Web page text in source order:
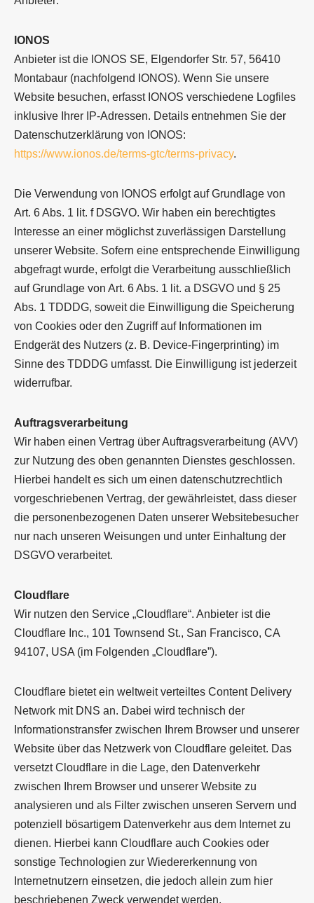
IONOS
Anbieter ist die IONOS SE, Elgendorfer Str. 57, 56410
Montabaur (nachfolgend IONOS). Wenn Sie unsere
Website besuchen, erfasst IONOS verschiedene Logfiles
inklusive Ihrer IP-Adressen. Details entnehmen Sie der
Datenschutzerklärung von IONOS:
https://www.ionos.de/terms-gtc/terms-privacy.
Die Verwendung von IONOS erfolgt auf Grundlage von
Art. 6 Abs. 1 lit. f DSGVO. Wir haben ein berechtigtes
Interesse an einer möglichst zuverlässigen Darstellung
unserer Website. Sofern eine entsprechende Einwilligung
abgefragt wurde, erfolgt die Verarbeitung ausschließlich
auf Grundlage von Art. 6 Abs. 1 lit. a DSGVO und § 25
Abs. 1 TDDDG, soweit die Einwilligung die Speicherung
von Cookies oder den Zugriff auf Informationen im
Endgerät des Nutzers (z. B. Device-Fingerprinting) im
Sinne des TDDDG umfasst. Die Einwilligung ist jederzeit
widerrufbar.
Auftragsverarbeitung
Wir haben einen Vertrag über Auftragsverarbeitung (AVV)
zur Nutzung des oben genannten Dienstes geschlossen.
Hierbei handelt es sich um einen datenschutzrechtlich
vorgeschriebenen Vertrag, der gewährleistet, dass dieser
die personenbezogenen Daten unserer Websitebesucher
nur nach unseren Weisungen und unter Einhaltung der
DSGVO verarbeitet.
Cloudflare
Wir nutzen den Service „Cloudflare“. Anbieter ist die
Cloudflare Inc., 101 Townsend St., San Francisco, CA
94107, USA (im Folgenden „Cloudflare”).
Cloudflare bietet ein weltweit verteiltes Content Delivery
Network mit DNS an. Dabei wird technisch der
Informationstransfer zwischen Ihrem Browser und unserer
Website über das Netzwerk von Cloudflare geleitet. Das
versetzt Cloudflare in die Lage, den Datenverkehr
zwischen Ihrem Browser und unserer Website zu
analysieren und als Filter zwischen unseren Servern und
potenziell bösartigem Datenverkehr aus dem Internet zu
dienen. Hierbei kann Cloudflare auch Cookies oder
sonstige Technologien zur Wiedererkennung von
Internetnutzern einsetzen, die jedoch allein zum hier
beschriebenen Zweck verwendet werden.